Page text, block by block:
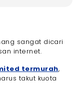
Nova 100
XXXL
- Bulanan
sangat dicari
internet.
termurah,
takut kuota